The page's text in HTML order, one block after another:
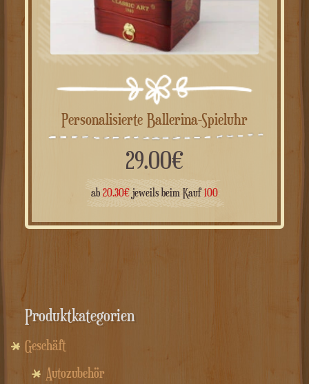
Personalisierte Ballerina-Spieluhr
29.00€
ab 20.30€ jeweils beim Kauf100
Produktkategorien
Geschäft
Autozubehör